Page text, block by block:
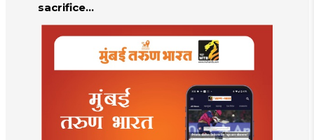
sacrifice
controversy in
Mumbai |